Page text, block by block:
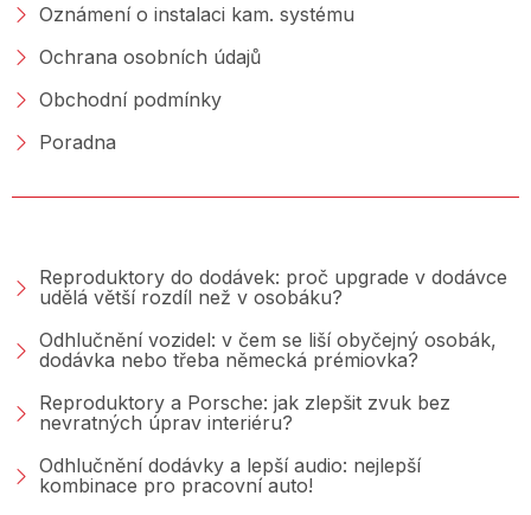
Oznámení o instalaci kam. systému
Ochrana osobních údajů
Obchodní podmínky
Poradna
Reproduktory do dodávek: proč upgrade v dodávce
udělá větší rozdíl než v osobáku?
Odhlučnění vozidel: v čem se liší obyčejný osobák,
dodávka nebo třeba německá prémiovka?
Reproduktory a Porsche: jak zlepšit zvuk bez
nevratných úprav interiéru?
Odhlučnění dodávky a lepší audio: nejlepší
kombinace pro pracovní auto!